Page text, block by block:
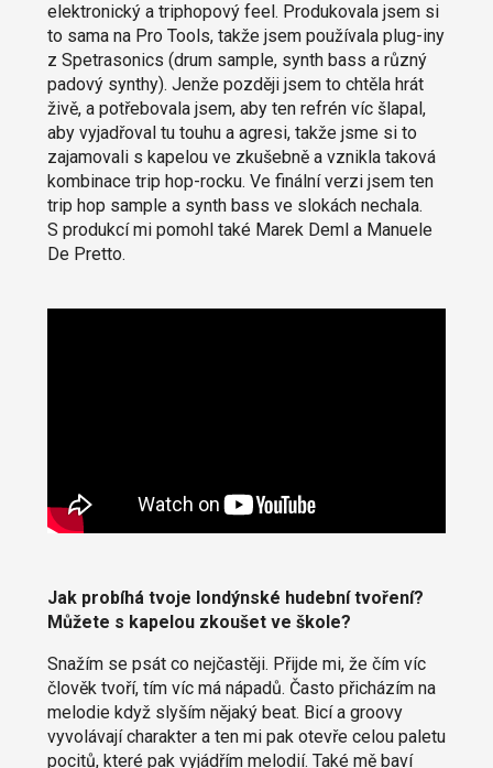
elektronický a triphopový feel. Produkovala jsem si
to sama na Pro Tools, takže jsem používala plug-iny
z Spetrasonics (drum sample, synth bass a různý
padový synthy). Jenže později jsem to chtěla hrát
živě, a potřebovala jsem, aby ten refrén víc šlapal,
aby vyjadřoval tu touhu a agresi, takže jsme si to
zajamovali s kapelou ve zkušebně a vznikla taková
kombinace trip hop-rocku. Ve finální verzi jsem ten
trip hop sample a synth bass ve slokách nechala.
S produkcí mi pomohl také Marek Deml a Manuele
De Pretto.
Jak probíhá tvoje londýnské hudební tvoření?
Můžete s kapelou zkoušet ve škole?
Snažím se psát co nejčastěji. Přijde mi, že čím víc
člověk tvoří, tím víc má nápadů. Často přicházím na
melodie když slyším nějaký beat. Bicí a groovy
vyvolávají charakter a ten mi pak otevře celou paletu
pocitů, které pak vyjádřím melodií. Také mě baví